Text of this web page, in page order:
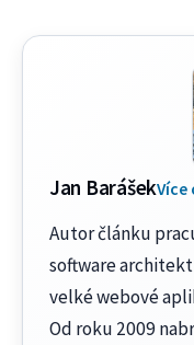
Jan BarášekVíce
Autor článku
software architekt
velké webové
Od roku 2009